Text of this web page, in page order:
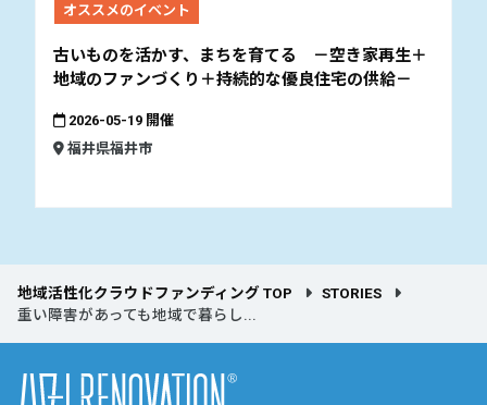
オススメのイベント
古いものを活かす、まちを育てる －空き家再生＋
地域のファンづくり＋持続的な優良住宅の供給－
2026-05-19 開催
福井県福井市
地域活性化クラウドファンディング TOP
STORIES
重い障害があっても地域で暮らし...